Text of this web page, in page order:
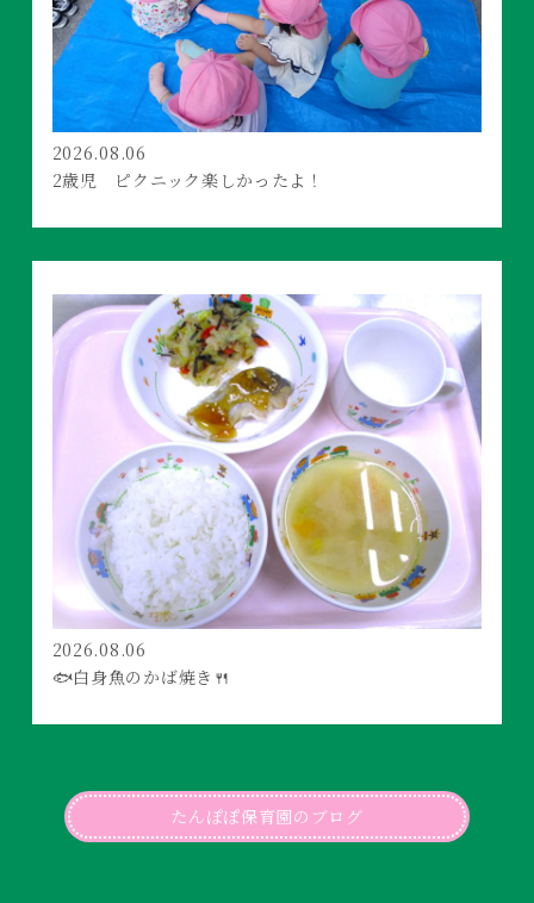
2026.08.06
2歳児 ピクニック楽しかったよ！
2026.08.06
🐟白身魚のかば焼き🍴
たんぽぽ保育園のブログ